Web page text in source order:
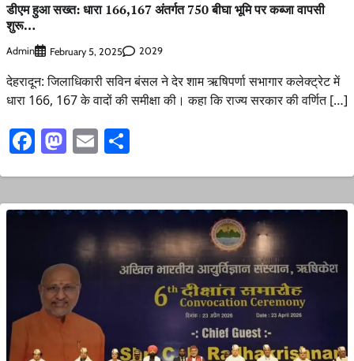
डीएम हुआ सख्त: धारा 166,167 अंतर्गत 750 बीघा भूमि पर कब्जा वापसी
शुरू…
Admin February 5, 2025 2029
देहरादून: जिलाधिकारी सविन बंसल ने देर शाम ऋषिपर्णा सभागार कलेक्ट्रेट में
धारा 166, 167 के वादों की समीक्षा की। कहा कि राज्य सरकार की वर्णित […]
Facebook
Mastodon
Email